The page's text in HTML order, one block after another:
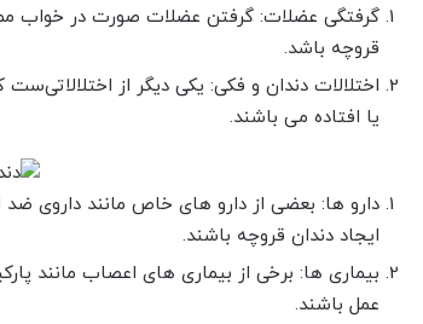
گرفتگی عضلات: گرفتن عضلات صورت در خواب
قروچه باشد.
اختلالات دندان و فکی: یکی دیگر از
یا افتاده می باشند.
دارو ها: بعضی از دارو های خاص مانند داروی
ایجاد دندان قروچه باشند.
بیماری ها: برخی از بیماری های اعصاب مانند
عمل باشند.